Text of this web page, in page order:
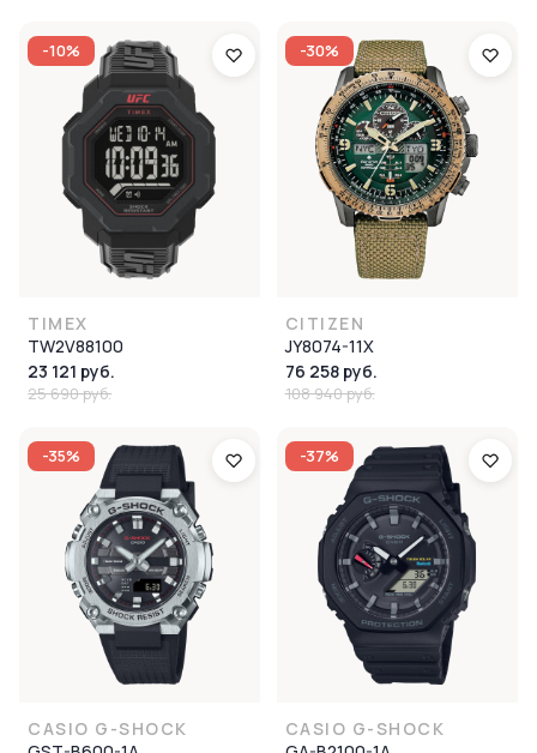
-10%
TIMEX
TW2V88100
23 121 руб.
25 690 руб.
-30%
CITIZEN
JY8074-11X
76 258 руб.
108 940 руб.
-35%
CASIO G-SHOCK
-37%
CASIO G-SHOCK